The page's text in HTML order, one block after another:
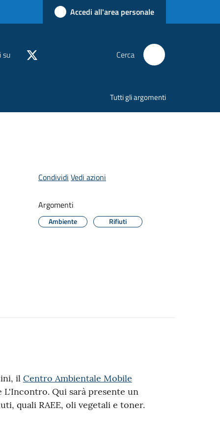
Accedi all'area personale
su Cerca
Tutti gli argomenti
Condividi Vedi azioni
Argomenti
Ambiente Rifiuti
il Centro Ambientale Mobile
Qui sarà presente un
quali RAEE, oli vegetali e toner.